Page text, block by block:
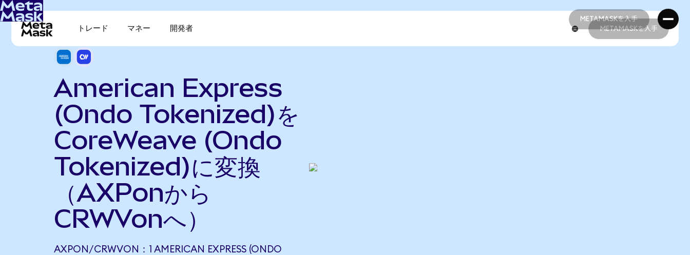
METAMASKを入手
METAMASKを入手
トレード マネー 開発者 METAMASKを入手
American Express
(Ondo Tokenized)を
CoreWeave (Ondo
Tokenized)に変換
（AXPonから
CRWVonへ）
AXPON/CRWVON：1 AMERICAN EXPRESS (ONDO